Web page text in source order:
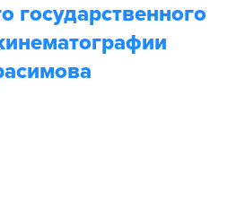
государственного